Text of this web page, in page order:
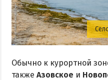
Обычно к курортной
также Азовское и